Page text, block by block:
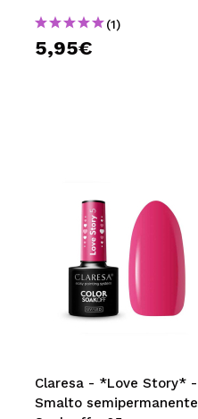
(1)
5,95€
Claresa - *Love Story* -
Smalto semipermanente